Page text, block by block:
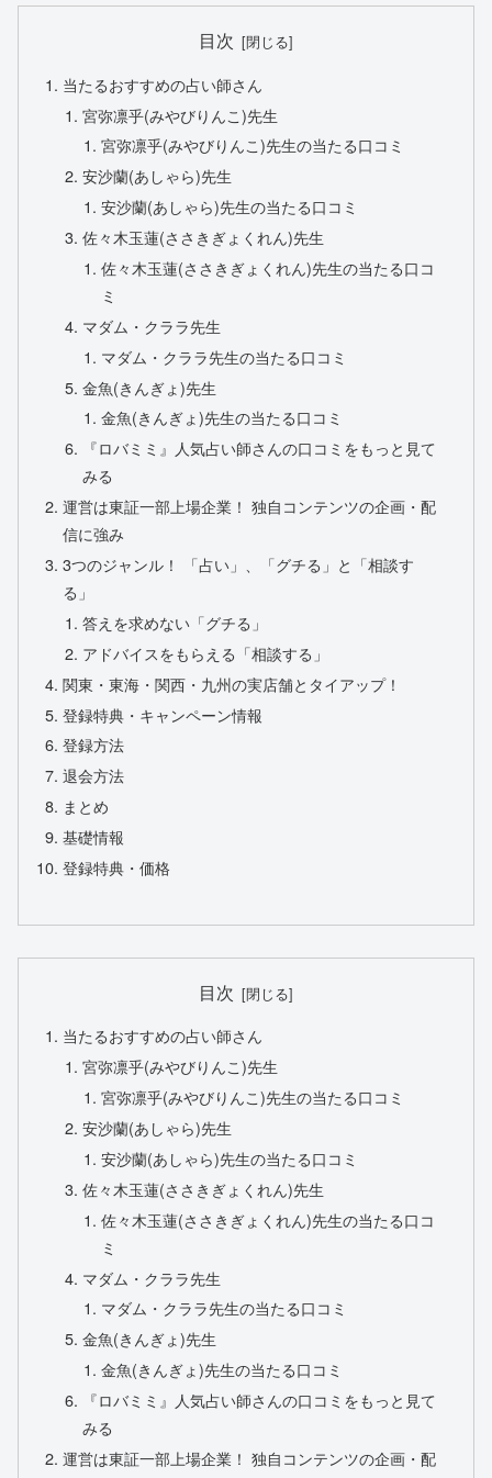
目次
当たるおすすめの占い師さん
宮弥凛乎(みやびりんこ)先生
宮弥凛乎(みやびりんこ)先生の当たる口コミ
安沙蘭(あしゃら)先生
安沙蘭(あしゃら)先生の当たる口コミ
佐々木玉蓮(ささきぎょくれん)先生
佐々木玉蓮(ささきぎょくれん)先生の当たる口コ
ミ
マダム・クララ先生
マダム・クララ先生の当たる口コミ
金魚(きんぎょ)先生
金魚(きんぎょ)先生の当たる口コミ
『ロバミミ』人気占い師さんの口コミをもっと見て
みる
運営は東証一部上場企業！ 独自コンテンツの企画・配
信に強み
3つのジャンル！ 「占い」、「グチる」と「相談す
る」
答えを求めない「グチる」
アドバイスをもらえる「相談する」
関東・東海・関西・九州の実店舗とタイアップ！
登録特典・キャンペーン情報
登録方法
退会方法
まとめ
基礎情報
登録特典・価格
目次
当たるおすすめの占い師さん
宮弥凛乎(みやびりんこ)先生
宮弥凛乎(みやびりんこ)先生の当たる口コミ
安沙蘭(あしゃら)先生
安沙蘭(あしゃら)先生の当たる口コミ
佐々木玉蓮(ささきぎょくれん)先生
佐々木玉蓮(ささきぎょくれん)先生の当たる口コ
ミ
マダム・クララ先生
マダム・クララ先生の当たる口コミ
金魚(きんぎょ)先生
金魚(きんぎょ)先生の当たる口コミ
『ロバミミ』人気占い師さんの口コミをもっと見て
みる
運営は東証一部上場企業！ 独自コンテンツの企画・配